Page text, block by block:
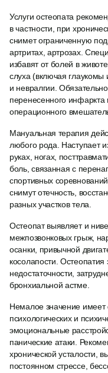
Услуги остеопата
в частности, при
снимет ограниченную
артритах, артрозах.
избавят от болей в
слуха (включая глаукомы
и невралгии.
перенесенного инфаркта
операционного
Мануальная терапия
любого рода. Наступает
руках, ногах,
боль, связанная с
спортивных
снимут отечность,
разных участков тела.
Остеопат выявляет и
межпозвонковых грыж,
осанки, привычной
косолапости.
недостаточности,
бронхиальной астме.
Немалое значение имеет
психологических и
эмоциональные
панические атаки.
хронической усталости,
постоянном стрессе,